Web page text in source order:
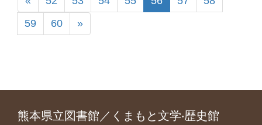
59
60 »
熊本県立図書館／くまもと文学‧歴史館